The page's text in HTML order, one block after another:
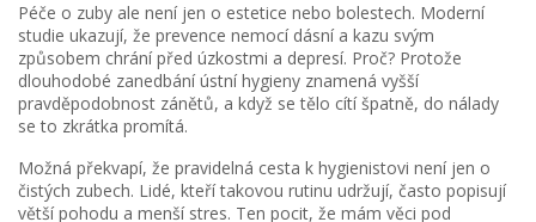
Péče o zuby ale není jen o estetice nebo bolestech. Moderní
studie ukazují, že prevence nemocí dásní a kazu svým
způsobem chrání před úzkostmi a depresí. Proč? Protože
dlouhodobé zanedbání ústní hygieny znamená vyšší
pravděpodobnost zánětů, a když se tělo cítí špatně, do nálady
se to zkrátka promítá.
Možná překvapí, že pravidelná cesta k hygienistovi není jen o
čistých zubech. Lidé, kteří takovou rutinu udržují, často popisují
větší pohodu a menší stres. Ten pocit, že mám věci pod